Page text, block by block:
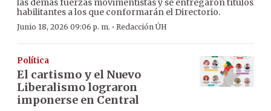
las demás fuerzas movimentistas y se entregaron títulos
habilitantes a los que conformarán el Directorio.
Junio 18, 2026 09:06 p. m. · Redacción ÚH
Política
El cartismo y el Nuevo
Liberalismo lograron
imponerse en Central